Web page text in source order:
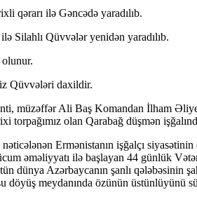
qərarı ilə Gəncədə yaradılıb.
Silahlı Qüvvələr yenidən yaradılıb.
Qüvvələri daxildir.
müzəffər Ali Baş Komandan İlham
torpağımız olan Qarabağ düşmən
Ermənistanın işğalçı siyasətinin
əməliyyatı ilə başlayan 44 günlük
dünya Azərbaycanın şanlı qələbəsinin
döyüş meydanında özünün üstünlüyünü